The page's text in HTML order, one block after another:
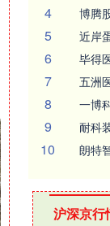
4 博腾
5 近岸
6 毕得
7 五洲
8 一博
9 耐科
10 朗特
沪深京行